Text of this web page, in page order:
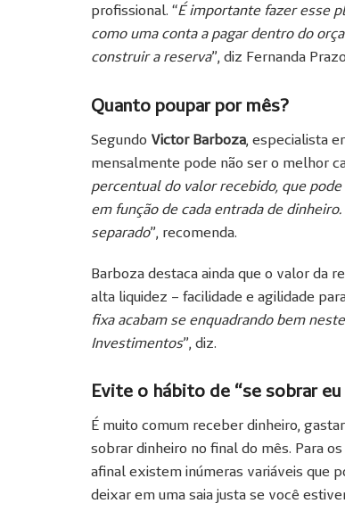
profissional. “É importante fazer esse
como uma conta a pagar dentro do
construir a reserva”, diz Fernanda
Quanto poupar por mês?
Segundo Victor Barboza, especialista
mensalmente pode não ser o melhor
percentual do valor recebido, que
em função de cada entrada de
separado”, recomenda.
Barboza destaca ainda que o valor da
alta liquidez – facilidade e agilidade
fixa acabam se enquadrando bem
Investimentos”, diz.
Evite o hábito de “se sobrar
É muito comum receber dinheiro,
sobrar dinheiro no final do mês. Para
afinal existem inúmeras variáveis que
deixar em uma saia justa se você